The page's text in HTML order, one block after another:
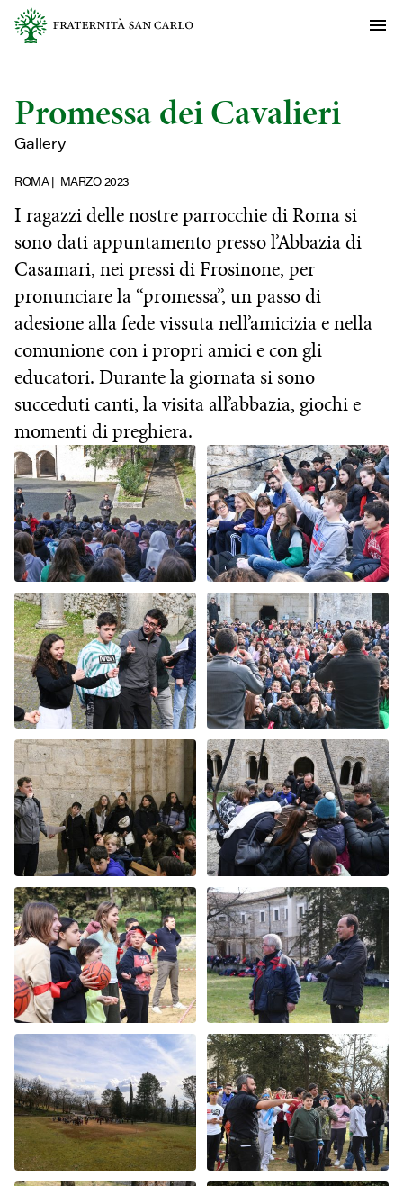
Promessa dei Cavalieri
Gallery
ROMA MARZO 2023
I ragazzi delle nostre parrocchie di Roma si
sono dati appuntamento presso l’Abbazia di
Casamari, nei pressi di Frosinone, per
pronunciare la “promessa”, un passo di
adesione alla fede vissuta nell’amicizia e nella
comunione con i propri amici e con gli
educatori. Durante la giornata si sono
succeduti canti, la visita all’abbazia, giochi e
momenti di preghiera.